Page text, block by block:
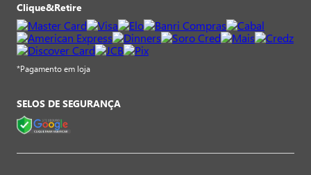
Clique&Retire
*Pagamento em loja
SELOS DE SEGURANÇA